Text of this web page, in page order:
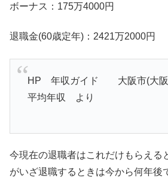
ボーナス：175万4000円
退職金(60歳定年)：2421万2000円
HP 年収ガイド 大阪市(大阪
平均年収 より
今現在の退職者はこれだけもらえる
がいざ退職するときは今から何年後